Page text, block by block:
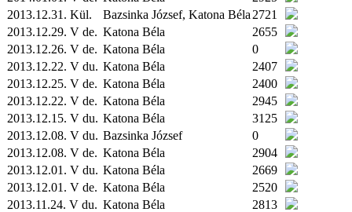
2013.12.31. Kül. Bazsinka József, Katona Béla 2721
2013.12.29. V de. Katona Béla
2655
2013.12.26. V de. Katona Béla
0
2013.12.22. V du. Katona Béla
2407
2013.12.25. V de. Katona Béla
2400
2013.12.22. V de. Katona Béla
2945
2013.12.15. V du. Katona Béla
3125
2013.12.08. V du. Bazsinka József
0
2013.12.08. V de. Katona Béla
2904
2013.12.01. V du. Katona Béla
2669
2013.12.01. V de. Katona Béla
2520
2013.11.24. V du. Katona Béla
2813